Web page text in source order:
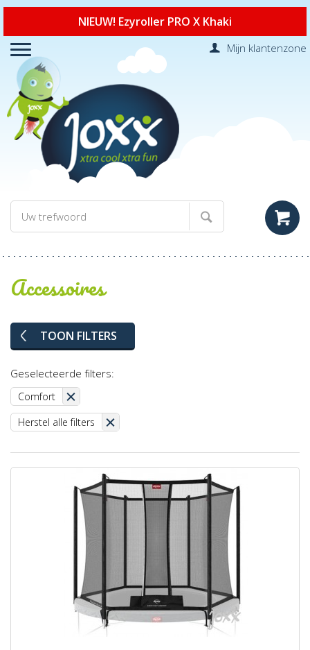
NIEUW! Ezyroller PRO X Khaki
Mijn klantenzone
Accessoires
TOON FILTERS
Geselecteerde filters:
Comfort
Herstel alle filters